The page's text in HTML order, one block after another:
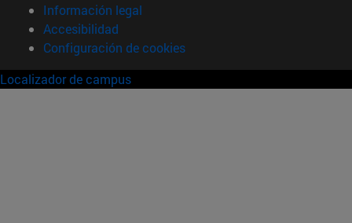
Información legal
Accesibilidad
Configuración de cookies
Localizador de campus